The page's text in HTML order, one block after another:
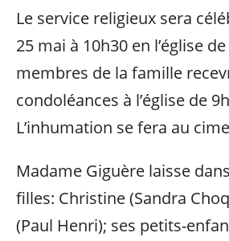
Le service religieux sera
25 mai à 10h30 en l’église
membres de la famille
condoléances à l’église de
L’inhumation se fera au
Madame Giguère laisse
filles: Christine (Sandra
(Paul Henri); ses petits-